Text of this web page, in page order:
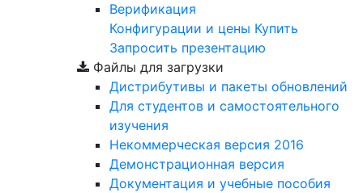
Верификация
Конфигурации и цены Купить
Запросить презентацию
Файлы для загрузки
Дистрибутивы и пакеты обновлений
Для студентов и самостоятельного
изучения
Некоммерческая версия 2016
Демонстрационная версия
Документация и учебные пособия